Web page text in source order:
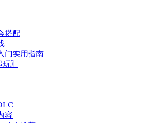
搭配
门实用指南
〗
容